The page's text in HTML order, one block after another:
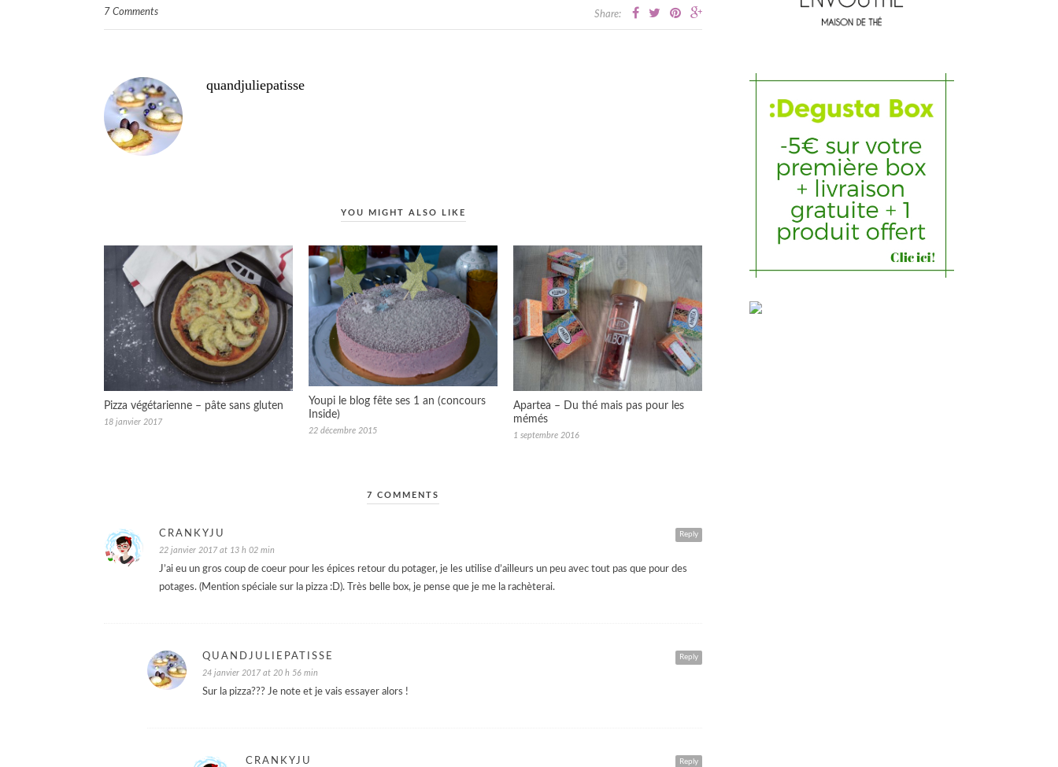
7 Comments Share:
quandjuliepatisse
YOU MIGHT ALSO LIKE
Pizza végétarienne – pâte sans gluten
18 janvier 2017
Youpi le blog fête ses 1 an (concours
Inside)
22 décembre 2015
Apartea – Du thé mais pas pour les
mémés
1 septembre 2016
7 COMMENTS
Reply
CRANKYJU
22 janvier 2017 at 13 h 02 min
J’ai eu un gros coup de coeur pour les épices retour du potager, je les utilise d’ailleurs un peu avec tout pas que pour des
potages. (Mention spéciale sur la pizza :D). Très belle box, je pense que je me la rachèterai.
Reply
QUANDJULIEPATISSE
24 janvier 2017 at 20 h 56 min
Sur la pizza??? Je note et je vais essayer alors !
Reply
CRANKYJU